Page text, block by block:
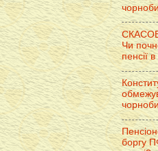
Чи
пенсії
боргу